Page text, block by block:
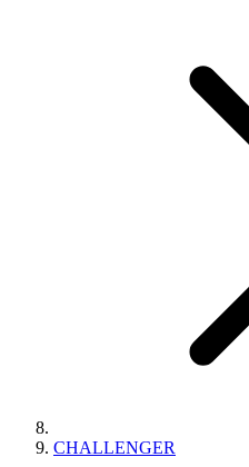
CHALLENGER